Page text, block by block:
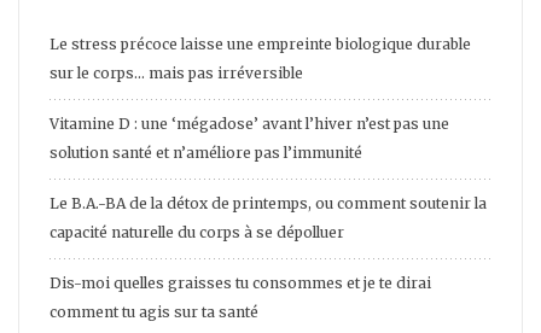
Le stress précoce laisse une empreinte biologique durable
sur le corps… mais pas irréversible
Vitamine D : une ‘mégadose’ avant l’hiver n’est pas une
solution santé et n’améliore pas l’immunité
Le B.A.-BA de la détox de printemps, ou comment soutenir la
capacité naturelle du corps à se dépolluer
Dis-moi quelles graisses tu consommes et je te dirai
comment tu agis sur ta santé